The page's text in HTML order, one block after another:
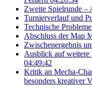
Zweite Spielrunde –
Turnierverlauf und
Technische
Abschluss der Map
Zwischenergebnis
Ausblick auf weitere
04:49:42
Kritik an Mecha-
besonders kreativer